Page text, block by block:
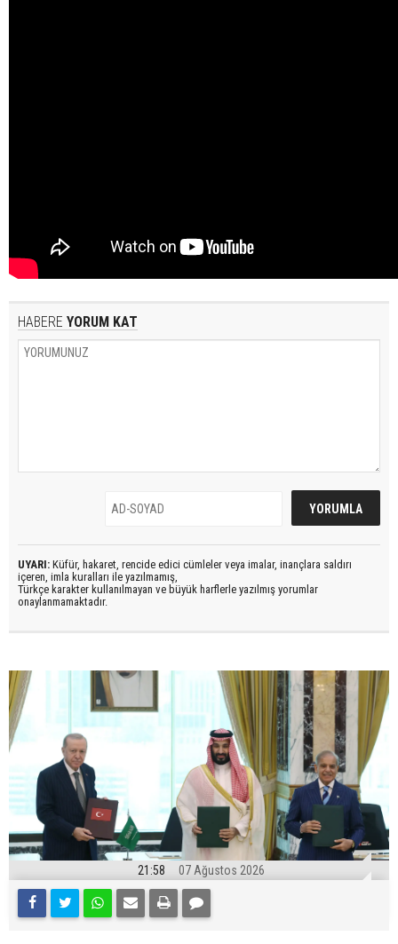
HABERE YORUM KAT
UYARI: Küfür, hakaret, rencide edici cümleler veya imalar, inançlara saldırı
içeren, imla kuralları ile yazılmamış,
Türkçe karakter kullanılmayan ve büyük harflerle yazılmış yorumlar
onaylanmamaktadır.
21:58 07 Ağustos 2026